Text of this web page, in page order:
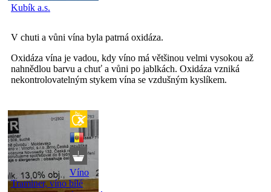
Kubík a.s.
V chuti a vůni vína byla patrná oxidáza.
Oxidáza vína je vadou, kdy víno má většinou velmi vysokou až
nahnědlou barvu a chuť a vůni po jablkách. Oxidáza vzniká
nekontrolovatelným stykem vína se vzdušným kyslíkem.
Víno
Traminer, víno bílé